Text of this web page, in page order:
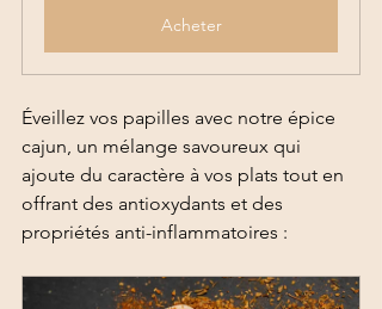
Acheter
Éveillez vos papilles avec notre épice
cajun, un mélange savoureux qui
ajoute du caractère à vos plats tout en
offrant des antioxydants et des
propriétés anti-inflammatoires :